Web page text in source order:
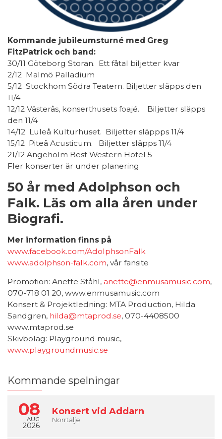
Kommande jubileumsturné med Greg
FitzPatrick och band:
30/11 Göteborg Storan. Ett fåtal biljetter kvar
2/12 Malmö Palladium
5/12 Stockhom Södra Teatern. Biljetter släpps den
11/4
12/12 Västerås, konserthusets foajé. Biljetter släpps
den 11/4
14/12 Luleå Kulturhuset. Biljetter släppps 11/4
15/12 Piteå Acusticum. Biljetter släpps 11/4
21/12 Ängeholm Best Western Hotel 5
Fler konserter är under planering
50 år med Adolphson och
Falk. Läs om alla åren under
Biografi.
Mer information finns på
www.facebook.com/AdolphsonFalk
www.adolphson-falk.com, vår fansite
Promotion: Anette Ståhl, anette@enmusamusic.com,
070-718 01 20, www.enmusamusic.com
Konsert & Projektledning: MTA Production, Hilda
Sandgren, hilda@mtaprod.se, 070-4408500
www.mtaprod.se
Skivbolag: Playground music,
www.playgroundmusic.se
Kommande spelningar
08
AUG
2026
Konsert vid Addarn
Norrtälje